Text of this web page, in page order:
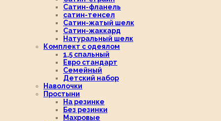
Сатин-фланель
сатин-тенсел
Сатин-жатый шелк
Сатин-жаккард
Натуральный шелк
Комплект с одеялом
1,5 спальный
Евро стандарт
Семейный
Детский набор
Наволочки
Простыни
На резинке
Без резинки
Махровые